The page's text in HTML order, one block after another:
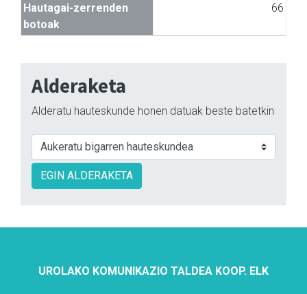
Hautagai-zerrenden
botoak
66
Alderaketa
Alderatu hauteskunde honen datuak beste batetkin
EGIN ALDERAKETA
UROLAKO KOMUNIKAZIO TALDEA KOOP. ELK